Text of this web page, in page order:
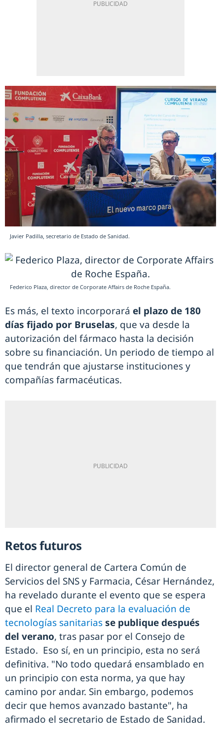
Javier Padilla, secretario de Estado de Sanidad.
Federico Plaza, director de Corporate Affairs de Roche España.
Es más, el texto incorporará el plazo de 180
días fijado por Bruselas, que va desde la
autorización del fármaco hasta la decisión
sobre su financiación. Un periodo de tiempo al
que tendrán que ajustarse instituciones y
compañías farmacéuticas.
Retos futuros
El director general de Cartera Común de
Servicios del SNS y Farmacia, César Hernández,
ha revelado durante el evento que se espera
que el Real Decreto para la evaluación de
tecnologías sanitariasse publique después
del verano, tras pasar por el Consejo de
Estado. Eso sí, en un principio, esta no será
definitiva. "No todo quedará ensamblado en
un principio con esta norma, ya que hay
camino por andar. Sin embargo, podemos
decir que hemos avanzado bastante", ha
afirmado el secretario de Estado de Sanidad.